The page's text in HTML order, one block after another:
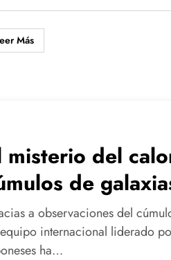
Más
misterio del
de
por el
a observaciones del
internacional liderado
ha…